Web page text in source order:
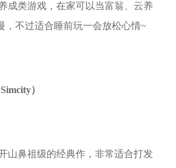
成类游戏，在家可以当富翁、云养
，不过适合睡前玩一会放松心情~
）
山鼻祖级的经典作，非常适合打发